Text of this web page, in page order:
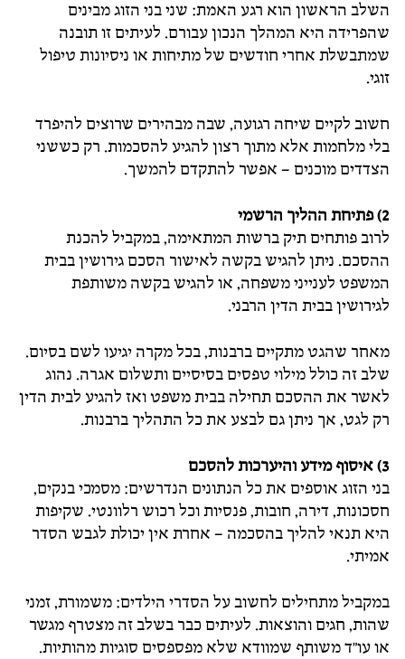
השלב הראשון הוא רגע האמת: שני בני הזוג מבינים
שהפרידה היא המהלך הנכון עבורם. לעיתים זו תובנה
שמתבשלת אחרי חודשים של מתיחות או ניסיונות טיפול
זוגי.
חשוב לקיים שיחה רגועה, שבה מבהירים שרוצים להיפרד
בלי מלחמות אלא מתוך רצון להגיע להסכמות. רק כששני
הצדדים מוכנים – אפשר להתקדם להמשך.
2) פתיחת ההליך הרשמי
לרוב פותחים תיק ברשות המתאימה, במקביל להכנת
ההסכם. ניתן להגיש בקשה לאישור הסכם גירושין בבית
המשפט לענייני משפחה, או להגיש בקשה משותפת
לגירושין בבית הדין הרבני.
מאחר שהגט מתקיים ברבנות, בכל מקרה יגיעו לשם בסיום.
שלב זה כולל מילוי טפסים בסיסיים ותשלום אגרה. נהוג
לאשר את ההסכם תחילה בבית משפט ואז להגיע לבית הדין
רק לגט, אך ניתן גם לבצע את כל התהליך ברבנות.
3) איסוף מידע והיערכות להסכם
בני הזוג אוספים את כל הנתונים הנדרשים: מסמכי בנקים,
חסכונות, דירה, חובות, פנסיות וכל רכוש רלוונטי. שקיפות
היא תנאי להליך בהסכמה – אחרת אין יכולת לגבש הסדר
אמיתי.
במקביל מתחילים לחשוב על הסדרי הילדים: משמורת, זמני
שהות, חגים והוצאות. לעיתים כבר בשלב זה מצטרף מגשר
או עו"ד משותף שמוודא שלא מפספסים סוגיות מהותיות.